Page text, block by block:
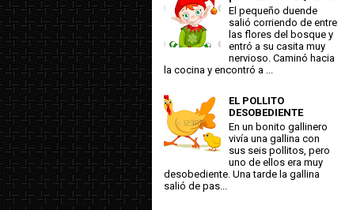
El pequeño duende
salió corriendo de entre
las flores del bosque y
entró a su casita muy
nervioso. Caminó hacia
la cocina y encontró a ...
EL POLLITO
DESOBEDIENTE
En un bonito gallinero
vivía una gallina con
sus seis pollitos, pero
uno de ellos era muy
desobediente. Una tarde la gallina
salió de pas...